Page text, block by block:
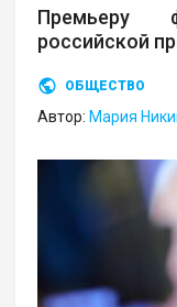
Премьеру
российской
ОБЩЕСТВО
Автор: Мария